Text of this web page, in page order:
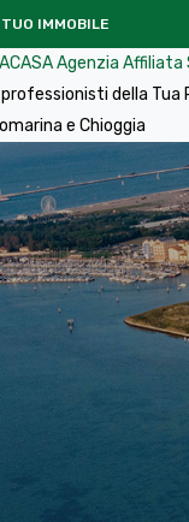
IMMOBILE
Agenzia
professionisti della
e Chioggia